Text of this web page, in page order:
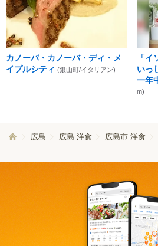
カノーバ・カノーバ・ディ・メ
イプルシティ (銀山町/イタリアン)
「
いっ
一年
m)
広島 広島 洋食 広島市 洋食